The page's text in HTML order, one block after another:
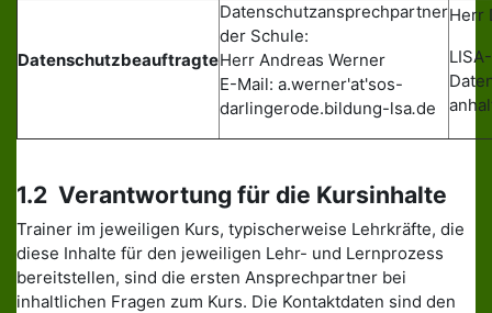
Datenschutzbeauftragte
Datenschutzansprechpartner
der Schule:
Herr Andreas Werner
E-Mail: a.werner'at'sos-
darlingerode.bildung-lsa.de
Herr
LISA-
1.2 Verantwortung für die Kursinhalte
Trainer im jeweiligen Kurs, typischerweise Lehrkräfte, die
diese Inhalte für den jeweiligen Lehr- und Lernprozess
bereitstellen, sind die ersten Ansprechpartner bei
inhaltlichen Fragen zum Kurs. Die Kontaktdaten sind den